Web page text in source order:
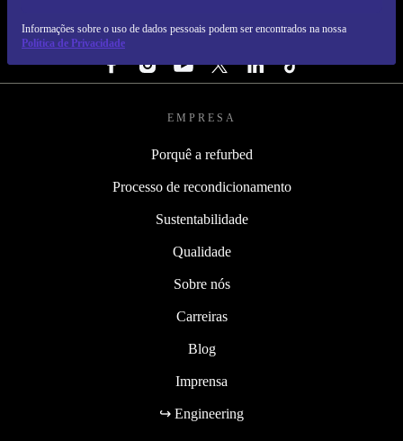
Informações sobre o uso de dados pessoais podem ser encontrados na nossa
Política de Privacidade
SEGUE-NOS
EMPRESA
Porquê a refurbed
Processo de recondicionamento
Sustentabilidade
Qualidade
Sobre nós
Carreiras
Blog
Imprensa
↪ Engineering